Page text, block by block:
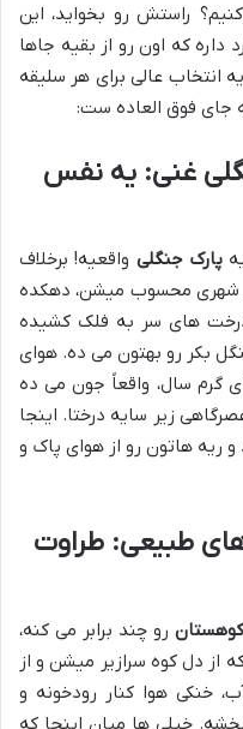
راستش رو بخواید، این
که اون رو از بقیه جاها
انتخاب عالی برای هر سلیقه
جای فوق العاده ست:
غنی: یه نفس
پارک جنگلی واقعیه! برخلاف
شهری محسوب میشن، دهکده
های سر به فلک کشیده
بکر رو بهتون می ده. هوای
گرم سال، واقعاً جون می ده
زیر سایه درختا. اینجا
ریه هاتون رو از هوای پاک و
طبیعی: طراوت
رو چند برابر می کنه،
دل کوه سرازیر میشن و از
خنکی هوا کنار رودخونه و
خیلی ها میان اینجا که